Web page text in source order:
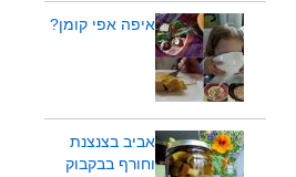
איפה אפי קומן?
אביב בצנצנת
וחורף בבקבוק